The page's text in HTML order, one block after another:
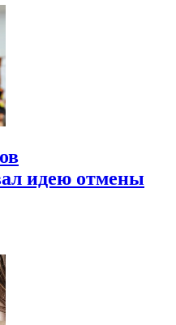
идею отмены